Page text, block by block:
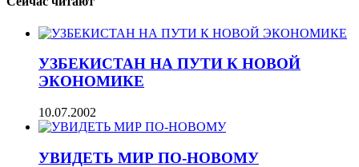
УЗБЕКИСТАН НА ПУТИ К НОВОЙ
ЭКОНОМИКЕ
10.07.2002
УВИДЕТЬ МИР ПО-НОВОМУ